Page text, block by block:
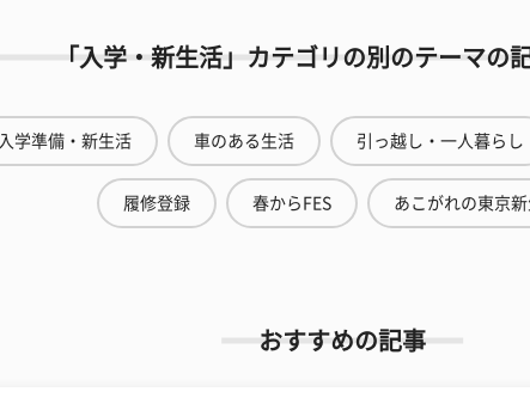
「入学・新生活」カテゴリの別のテーマの
入学準備・新生活 車のある生活 引っ越し・一人暮らし
履修登録 春からFES あこがれの東京
おすすめの記事